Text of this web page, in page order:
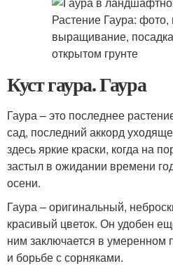
Куст гаура. Гаура
Гаура – это последнее
сад, последний аккорд
здесь яркие краски, когда на
застыл в ожидании времени
осени.
Гаура – оригинальный,
красивый цветок. Он удобен
ним заключается в
и борьбе с сорняками.